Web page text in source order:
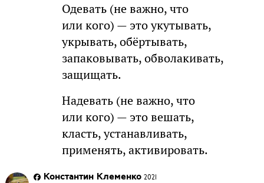
Одевать (не важно, что
или кого) — это укутывать,
укрывать, обёртывать,
запаковывать, обволакивать,
защищать.
Надевать (не важно, что
или кого) — это вешать,
класть, устанавливать,
применять, активировать.
Константин Клеменко 2021